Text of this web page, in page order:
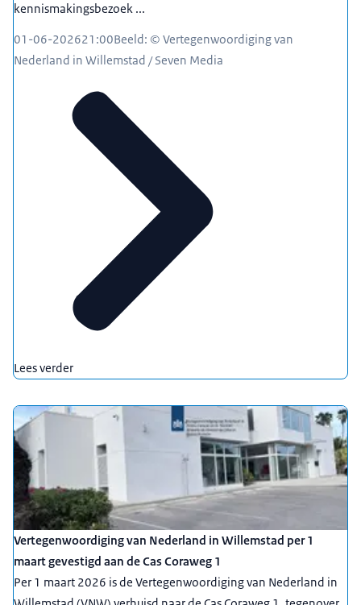
kennismakingsbezoek ...
01-06-202621:00Beeld: © Vertegenwoordiging van
Nederland in Willemstad / Seven Media
Lees verder
Vertegenwoordiging van Nederland in Willemstad per 1
maart gevestigd aan de Cas Coraweg 1
Per 1 maart 2026 is de Vertegenwoordiging van Nederland in